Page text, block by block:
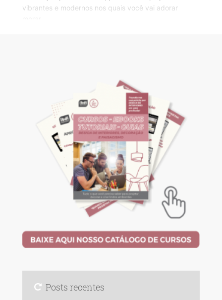
vibrantes e modernos nos quais você vai adorar
Posts recentes